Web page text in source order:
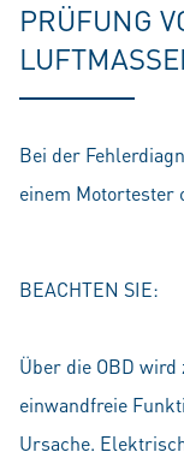
PRÜFUNG
Bei der
einem Motortester
BEACHTEN SIE:
Über die OBD
einwandfreie
Ursache.